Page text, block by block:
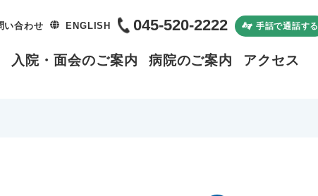
い合わせ ENGLISH 045-520-2222 手話で通話する
入院・面会のご案内 病院のご案内 アクセス